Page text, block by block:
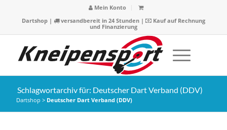
Mein Konto
Dartshop| versandbereit in 24 Stunden |
Kauf auf Rechnung
und Finanzierung
Schlagwortarchiv für: Deutscher Dart Verband (DDV)
Dartshop > Deutscher Dart Verband (DDV)